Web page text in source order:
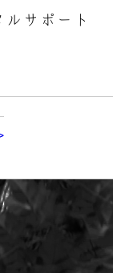
サポート